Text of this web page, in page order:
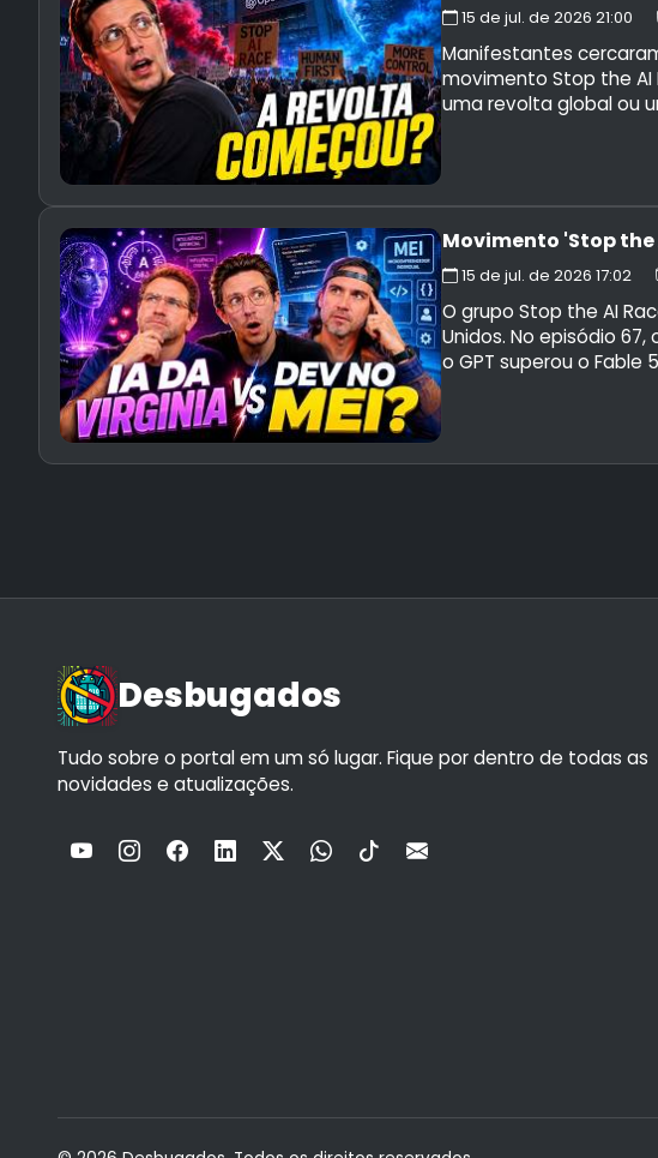
15 de jul. de 2026 21:00
Manifestantes
movimento Stop the
uma revolta global ou
Movimento 'Stop the
15 de jul. de 2026 17:02
O grupo Stop the AI
Unidos. No episódio
o GPT superou o Fable
Desbugados
Tudo sobre o portal em um só lugar. Fique por dentro de todas as
novidades e atualizações.